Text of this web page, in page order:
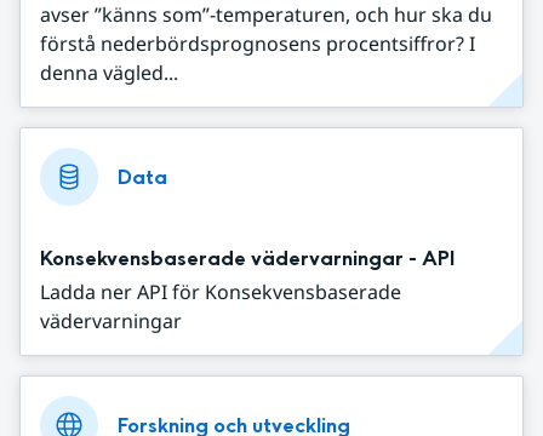
avser ”känns som”-temperaturen, och hur ska du
förstå nederbördsprognosens procentsiffror? I
denna vägled...
Data
Konsekvensbaserade vädervarningar - API
Ladda ner API för Konsekvensbaserade
vädervarningar
Forskning och utveckling